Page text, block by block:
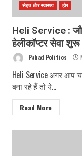
सेहत और स्वास्थ्य
होम
Heli Service :
हेलीकॉप्टर सेवा शुरू
Pahad Politics
Heli Service अगर आप
बना रहे हैं तो ये...
Read More